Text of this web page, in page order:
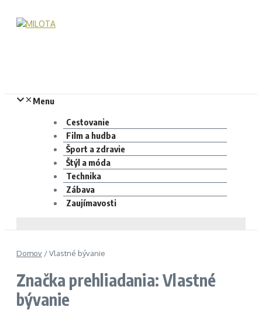
Menu
Cestovanie
Film a hudba
Šport a zdravie
Štýl a móda
Technika
Zábava
Zaujímavosti
Domov /Vlastné bývanie
Značka prehliadania: Vlastné
bývanie